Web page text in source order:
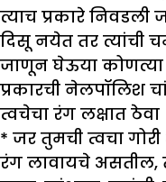
त्याच प्रकारे
दिसू नयेत तर त्यांची
जाणून घेऊया कोणत्या
प्रकारची नेलपॉलिश
त्वचेचा रंग लक्षात ठेवा
* जर तुमची त्वचा
रंग लावायचे असतील,